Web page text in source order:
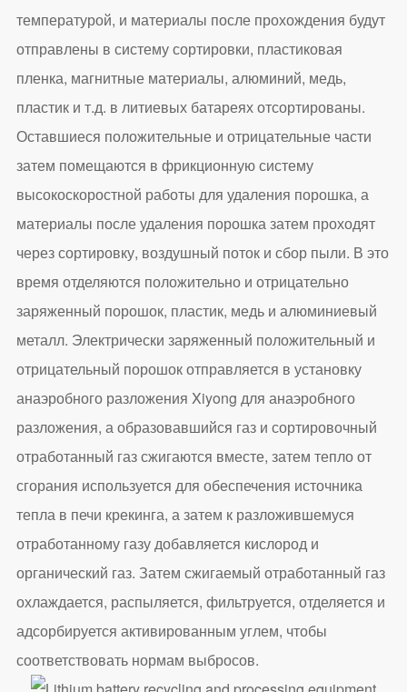
температурой, и материалы после прохождения будут
отправлены в систему сортировки, пластиковая
пленка, магнитные материалы, алюминий, медь,
пластик и т.д. в литиевых батареях отсортированы.
Оставшиеся положительные и отрицательные части
затем помещаются в фрикционную систему
высокоскоростной работы для удаления порошка, а
материалы после удаления порошка затем проходят
через сортировку, воздушный поток и сбор пыли. В это
время отделяются положительно и отрицательно
заряженный порошок, пластик, медь и алюминиевый
металл. Электрически заряженный положительный и
отрицательный порошок отправляется в установку
анаэробного разложения Xiyong для анаэробного
разложения, а образовавшийся газ и сортировочный
отработанный газ сжигаются вместе, затем тепло от
сгорания используется для обеспечения источника
тепла в печи крекинга, а затем к разложившемуся
отработанному газу добавляется кислород и
органический газ. Затем сжигаемый отработанный газ
охлаждается, распыляется, фильтруется, отделяется и
адсорбируется активированным углем, чтобы
соответствовать нормам выбросов.